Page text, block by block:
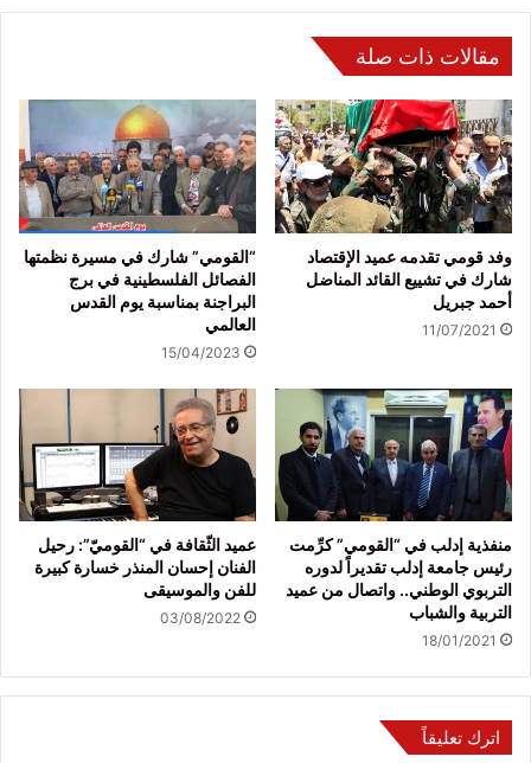
مقالات ذات صلة
وفد قومي تقدمه عميد الإقتصاد
شارك في تشييع القائد المناضل
أحمد جبريل
11/07/2021
“القومي” شارك في مسيرة نظمتها
الفصائل الفلسطينية في برج
البراجنة بمناسبة يوم القدس
العالمي
15/04/2023
منفذية إدلب في “القومي” كرِّمت
رئيس جامعة إدلب تقديراً لدوره
التربوي الوطني.. واتصال من عميد
التربية والشباب
18/01/2021
عميد الثّقافة في “القوميّ”: رحيل
الفنان إحسان المنذر خسارة كبيرة
للفن والموسيقى
03/08/2022
اترك تعليقاً